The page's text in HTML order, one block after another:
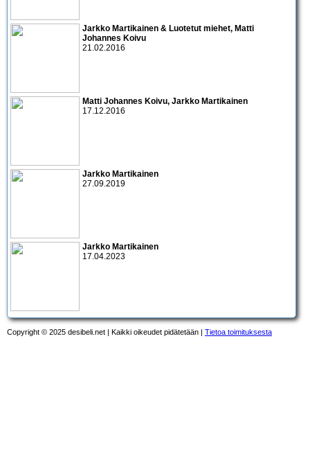
Jarkko Martikainen & Luotetut miehet, Matti
Johannes Koivu
21.02.2016
Matti Johannes Koivu, Jarkko Martikainen
17.12.2016
Jarkko Martikainen
27.09.2019
Jarkko Martikainen
17.04.2023
Copyright © 2025 desibeli.net | Kaikki oikeudet pidätetään | Tietoa toimituksesta